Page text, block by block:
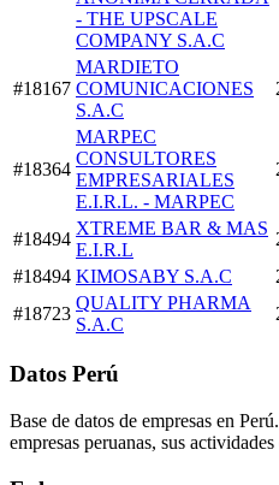
- THE UPSCALE
COMPANY S.A.C
#18167
MARDIETO
COMUNICACIONES
S.A.C
#18364
MARPEC
CONSULTORES
EMPRESARIALES
E.I.R.L. - MARPEC
#18494
XTREME BAR & MAS
E.I.R.L
#18494 KIMOSABY S.A.C
#18723
QUALITY PHARMA
S.A.C
Datos Perú
Base de datos de empresas en
empresas peruanas, sus